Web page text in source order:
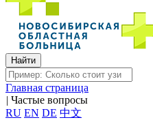
Главная страница
| Частые вопросы
RU EN DE 中文